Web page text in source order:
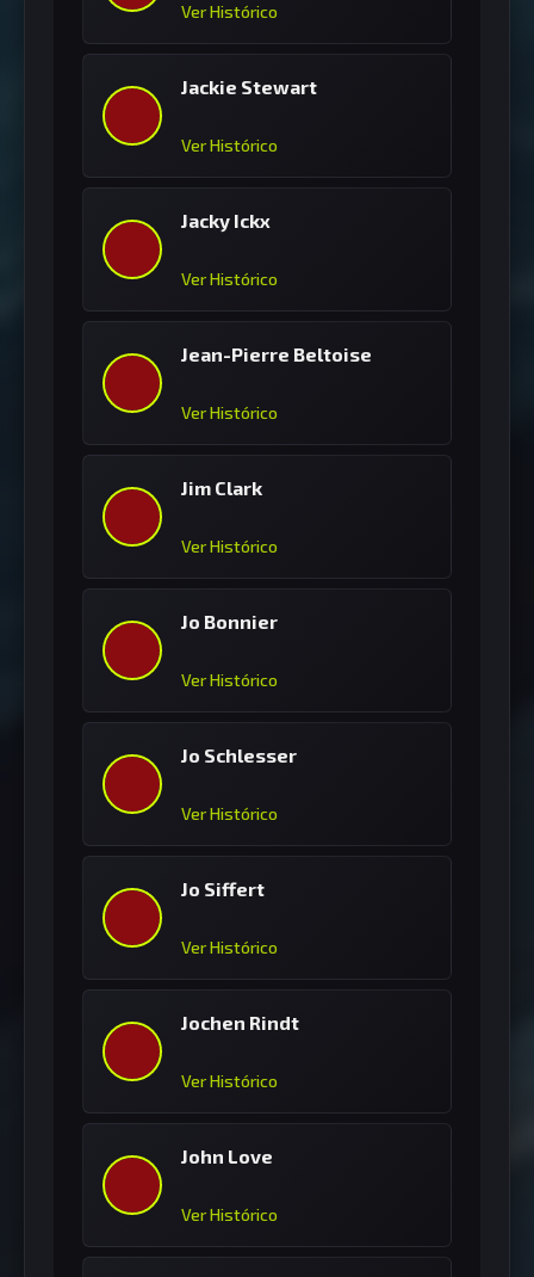
Ver Histórico
Jackie Stewart
Ver Histórico
Jacky Ickx
Ver Histórico
Jean-Pierre Beltoise
Ver Histórico
Jim Clark
Ver Histórico
Jo Bonnier
Ver Histórico
Jo Schlesser
Ver Histórico
Jo Siffert
Ver Histórico
Jochen Rindt
Ver Histórico
John Love
Ver Histórico